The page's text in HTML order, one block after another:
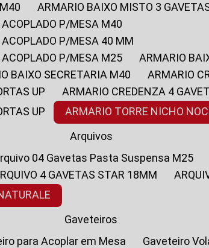
ARMARIO BAIXO MISTO 3
P/MESA M40
P/MESA 40 MM
ACOPLADO P/MESA M25
ARMARIO
BAIXO SECRETARIA M40
ARMARIO
UP
ARMARIO CREDENZA 4
UP
ARMARIO TORRE NICHO
Arquivos
Arquivo 04 Gavetas Pasta Suspensa M25
ARQUIVO 4 GAVETAS STAR 18MM
Gaveteiros
para Acoplar em Mesa
Gaveteiro